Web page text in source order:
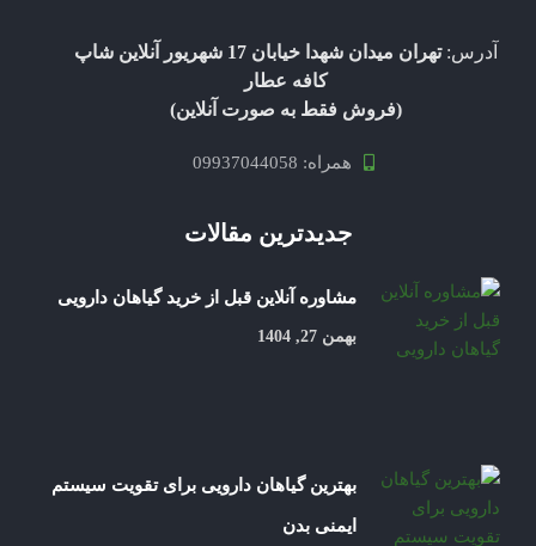
آدرس:
تهران میدان شهدا خیابان 17 شهریور آنلاین شاپ
کافه عطار
(فروش فقط به صورت آنلاین)
همراه: 09937044058
جدیدترین مقالات
مشاوره آنلاین قبل از خرید گیاهان دارویی
بهمن 27, 1404
بهترین گیاهان دارویی برای تقویت سیستم
ایمنی بدن